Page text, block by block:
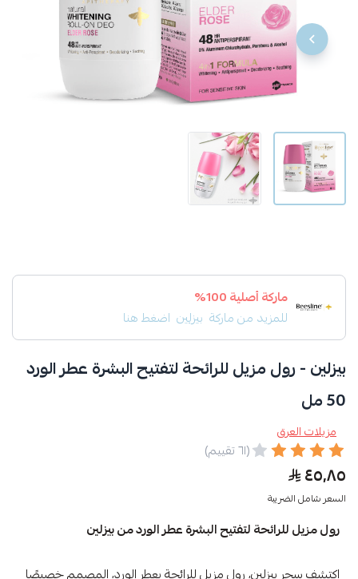
ماركة أصلية 100%
للمزيد من ماركة بيزلين اضغط هنا
بيزلين - رول مزيل للرائحة لتفتيح البشرة عطر الورد
50 مل
مزيلات العرق
(٦١ تقييم)
٤٥٫٨٥
السعر شامل الضريبة
رول مزيل للرائحة لتفتيح البشرة عطر الورد من بيزلين
اكتشف سحر بيزلين، رول مزيل للرائحة بعطر الورد، المصمم خصيصًا